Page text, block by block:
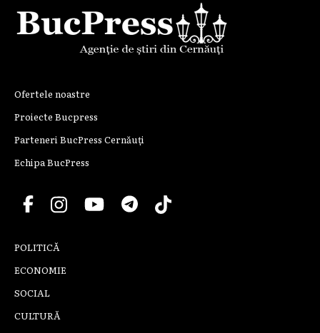
Ofertele noastre
Proiecte Bucpress
Parteneri BucPress Cernăuți
Echipa BucPress
POLITICĂ
ECONOMIE
SOCIAL
CULTURĂ